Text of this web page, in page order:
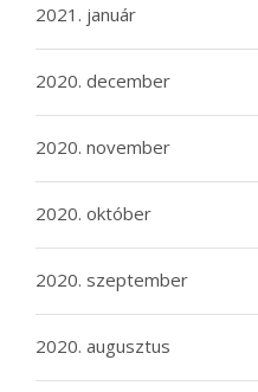
2021. január
2020. december
2020. november
2020. október
2020. szeptember
2020. augusztus